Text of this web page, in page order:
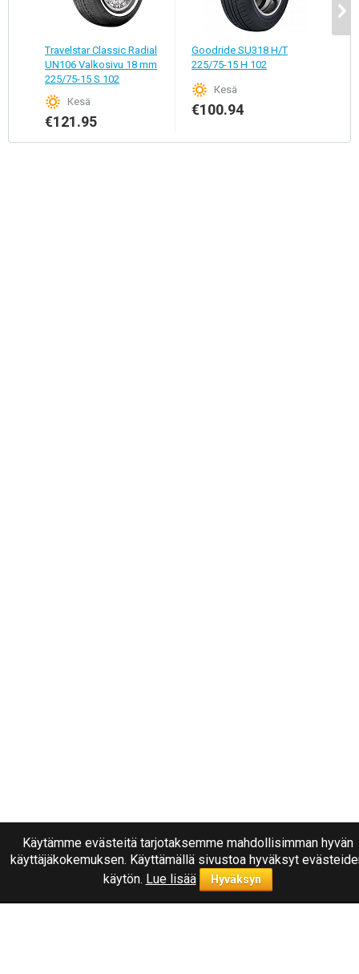
Käytämme evästeitä tarjotaksemme mahdollisimman hyvän
käyttäjäkokemuksen. Käyttämällä sivustoa hyväksyt
käytön. Lue lisää Hyväksyn
Travelstar Classic Radial
UN106 Valkosivu 18 mm
225/75-15 S 102
Кesä
€121.95
Goodride SU318 H/T
225/75-15 H 102
Кesä
€100.94